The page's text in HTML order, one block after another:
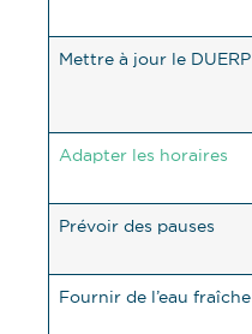
Mettre à jour le DUERP
Adapter les horaires
Prévoir des pauses
Fournir de l’eau fraîche